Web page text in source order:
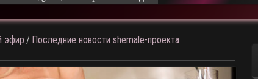
эфир / Последние новости shemale-проекта